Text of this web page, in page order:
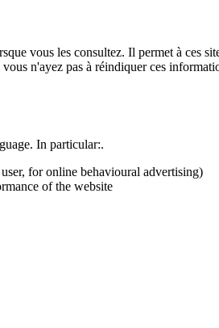
vous les consultez. Il permet à ces
n'ayez pas à réindiquer ces
In particular:.
for online behavioural advertising)
of the website